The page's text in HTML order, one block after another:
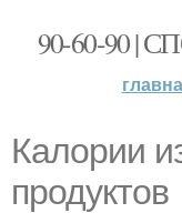
90-60-90 |
Калории
продуктов